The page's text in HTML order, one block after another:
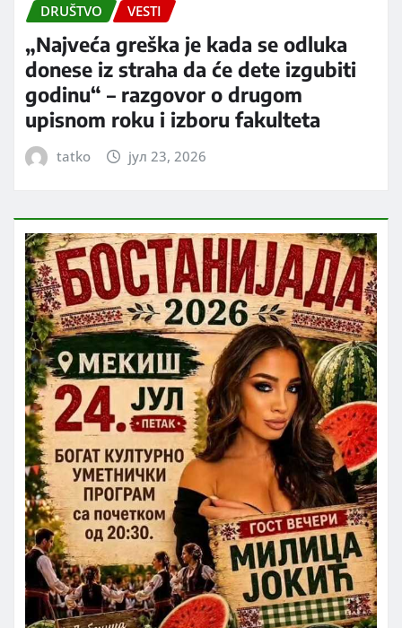
DRUŠTVO VESTI
„Najveća greška je kada se odluka
donese iz straha da će dete izgubiti
godinu“ – razgovor o drugom
upisnom roku i izboru fakulteta
tatko јул 23, 2026